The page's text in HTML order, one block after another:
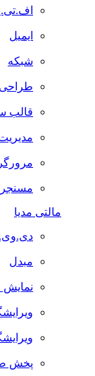
اف.تی.پی
ایمیل
شبکه
طراحی وب
قالب سایت
مدیریت دانلود
مرورگر وب
مسنجر
مالتی مدیا
دی.وی.دی
مبدل
نمایش فیلم
ویرایشگر
ویرایشگر
پخش صوت